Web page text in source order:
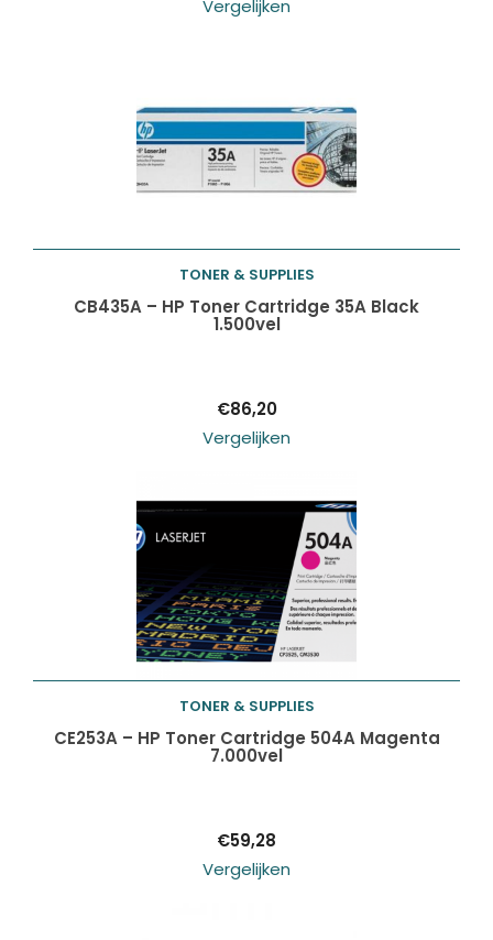
Vergelijken
Toevoegen aan
TONER & SUPPLIES
CB435A – HP Toner Cartridge 35A Black
1.500vel
€86,20
Vergelijken
Toevoegen aan
TONER & SUPPLIES
CE253A – HP Toner Cartridge 504A Magenta
7.000vel
€59,28
Vergelijken